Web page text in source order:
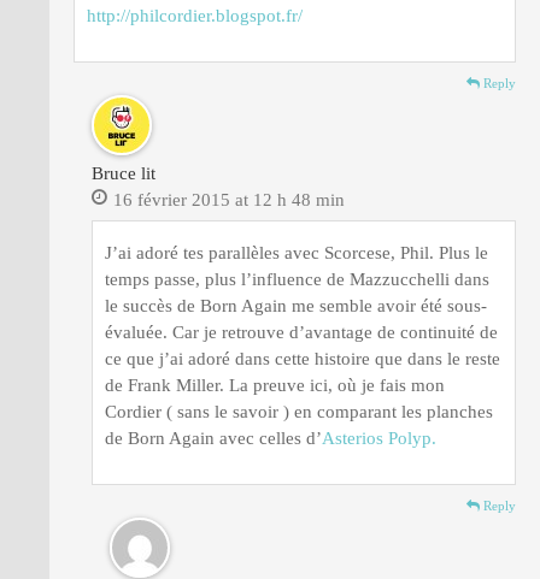
http://philcordier.blogspot.fr/
Reply
Bruce lit
16 février 2015 at 12 h 48 min
J’ai adoré tes parallèles avec Scorcese, Phil. Plus le
temps passe, plus l’influence de Mazzucchelli dans
le succès de Born Again me semble avoir été sous-
évaluée. Car je retrouve d’avantage de continuité de
ce que j’ai adoré dans cette histoire que dans le reste
de Frank Miller. La preuve ici, où je fais mon
Cordier ( sans le savoir ) en comparant les planches
de Born Again avec celles d’Asterios Polyp.
Reply